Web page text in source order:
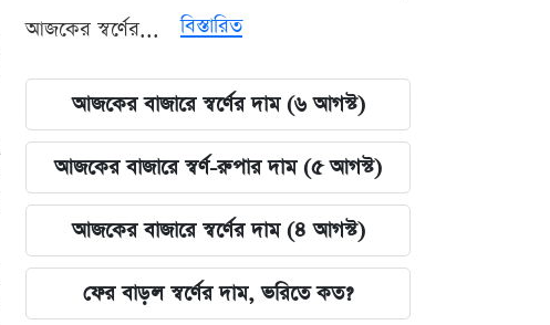
আজকের স্বর্ণের...
বিস্তারিত
আজকের বাজারে স্বর্ণের দাম (৬ আগস্ট)
আজকের বাজারে স্বর্ণ-রুপার দাম (৫ আগস্ট)
আজকের বাজারে স্বর্ণের দাম (৪ আগস্ট)
ফের বাড়ল স্বর্ণের দাম, ভরিতে কত?